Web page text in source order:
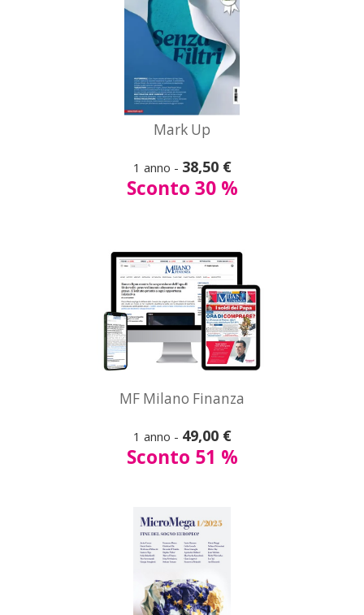
Mark Up
1 anno - 38,50 €
Sconto 30 %
A partire da
49,00 €
MF Milano Finanza
Vedi
MF Milano Finanza
1 anno - 49,00 €
Sconto 51 %
68,00 €
MicroMega
Vedi